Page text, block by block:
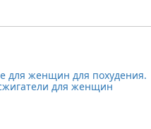
для женщин для похудения.
для женщин